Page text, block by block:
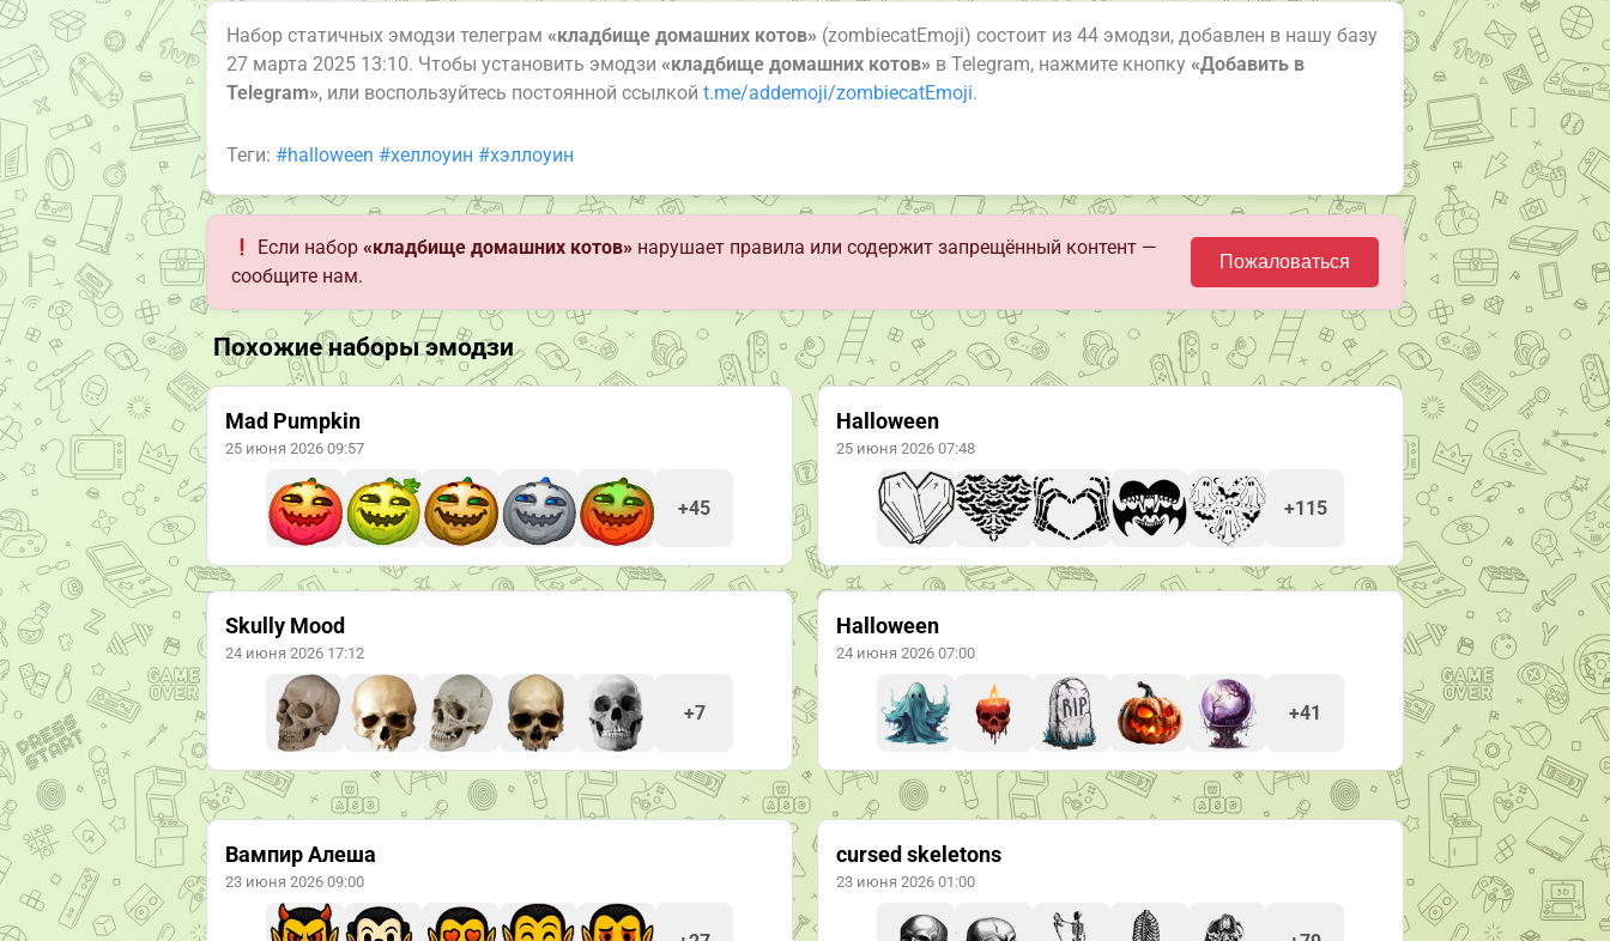
Набор статичных эмодзи телеграм «кладбище домашних котов» (zombiecatEmoji) состоит из 44 эмодзи, добавлен в нашу базу
27 марта 2025 13:10. Чтобы установить эмодзи «кладбище домашних котов» в Telegram, нажмите кнопку «Добавить в
Telegram», или воспользуйтесь постоянной ссылкой t.me/addemoji/zombiecatEmoji.
Теги: #halloween #хеллоуин #хэллоуин
Если набор«кладбище домашних котов» нарушает правила или содержит запрещённый контент —
сообщите нам.
Пожаловаться
Похожие наборы эмодзи
Mad Pumpkin
25 июня 2026 09:57
+45
Halloween
25 июня 2026 07:48
+115
Skully Mood
24 июня 2026 17:12
+7
Halloween
24 июня 2026 07:00
+41
Вампир Алеша
23 июня 2026 09:00
cursed skeletons
23 июня 2026 01:00